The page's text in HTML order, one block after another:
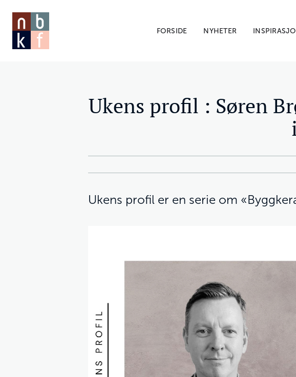
FORSIDE NYHETER
Ukens profil : Søren
Ukens profil er en serie om